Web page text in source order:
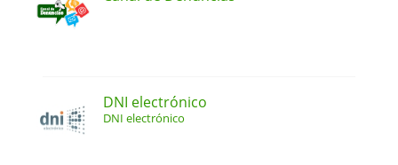
DNI electrónico
DNI electrónico